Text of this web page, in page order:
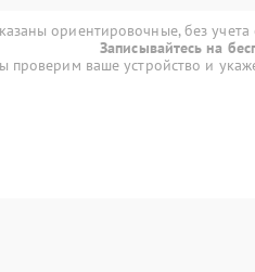
ориентировочные, без учета
Записывайтесь на
проверим ваше устройство и